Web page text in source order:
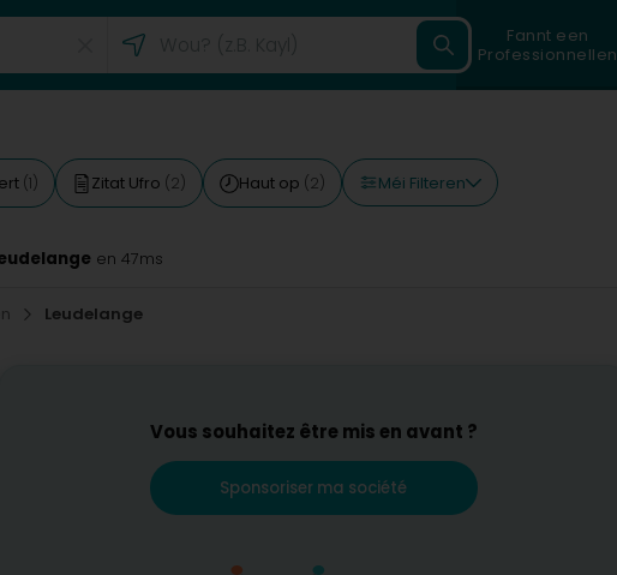
Fannt een
Professionnellen
(1) Zitat Ufro (2) Haut op (2) Méi Filteren
en 47ms
Leudelange
Vous souhaitez être mis en avant ?
Sponsoriser ma société